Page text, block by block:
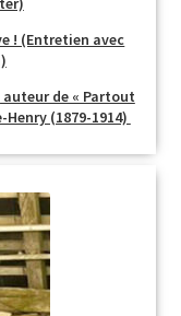
! (Entretien avec
de « Partout
Henry (1879-1914)